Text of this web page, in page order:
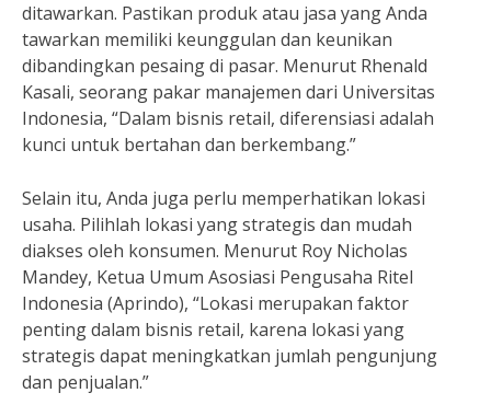
ditawarkan. Pastikan produk atau jasa yang Anda
tawarkan memiliki keunggulan dan keunikan
dibandingkan pesaing di pasar. Menurut Rhenald
Kasali, seorang pakar manajemen dari Universitas
Indonesia, “Dalam bisnis retail, diferensiasi adalah
kunci untuk bertahan dan berkembang.”
Selain itu, Anda juga perlu memperhatikan lokasi
usaha. Pilihlah lokasi yang strategis dan mudah
diakses oleh konsumen. Menurut Roy Nicholas
Mandey, Ketua Umum Asosiasi Pengusaha Ritel
Indonesia (Aprindo), “Lokasi merupakan faktor
penting dalam bisnis retail, karena lokasi yang
strategis dapat meningkatkan jumlah pengunjung
dan penjualan.”